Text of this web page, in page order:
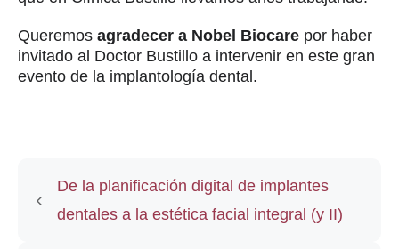
Queremos agradecer a Nobel Biocare por haber
invitado al Doctor Bustillo a intervenir en este gran
evento de la implantología dental.
De la planificación digital de implantes
dentales a la estética facial integral (y II)